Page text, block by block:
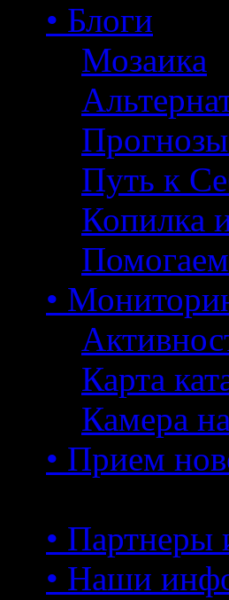
• Блоги
Мозаика
Прогнозы
Путь к
Копилка
•
Карта
Камера
• Прием
• Партнеры
• Наши